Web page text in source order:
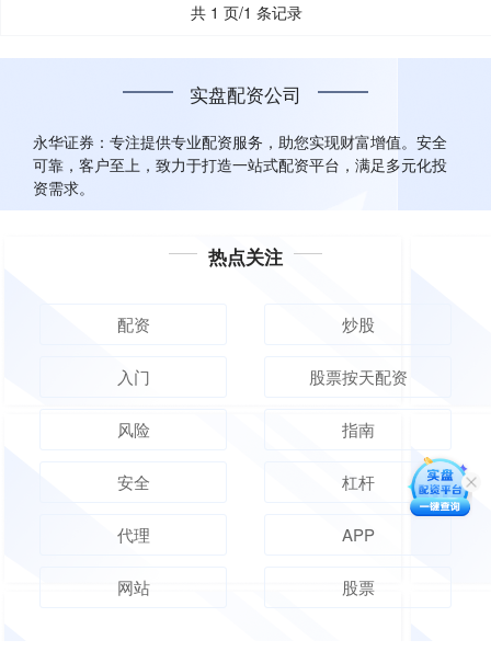
共 1 页/1 条记录
实盘配资公司
永华证券：专注提供专业配资服务，助您实现财富增值。安全
可靠，客户至上，致力于打造一站式配资平台，满足多元化投
资需求。
热点关注
配资 炒股
入门 股票按天配资
风险 指南
安全 杠杆
代理 APP
网站 股票